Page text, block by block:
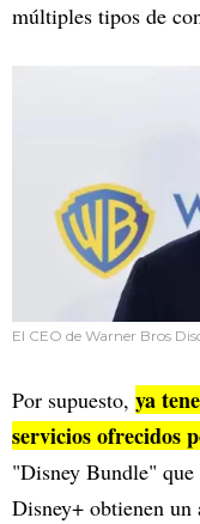
múltiples tipos de
El CEO de Warner Bros
Por supuesto, ya
servicios ofrecidos
"Disney Bundle"
Disney+ obtienen